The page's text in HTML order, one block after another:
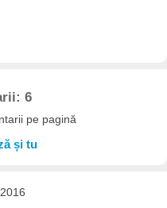
6
pe pagină
și tu